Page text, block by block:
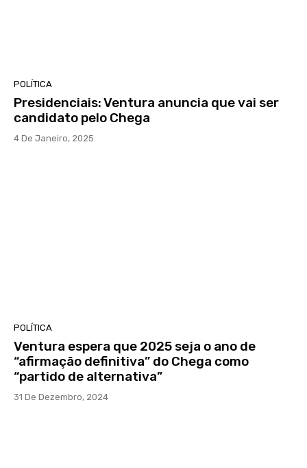
POLÍTICA
Presidenciais: Ventura anuncia que vai ser
candidato pelo Chega
4 De Janeiro, 2025
POLÍTICA
Ventura espera que 2025 seja o ano de
“afirmação definitiva” do Chega como
“partido de alternativa”
31 De Dezembro, 2024